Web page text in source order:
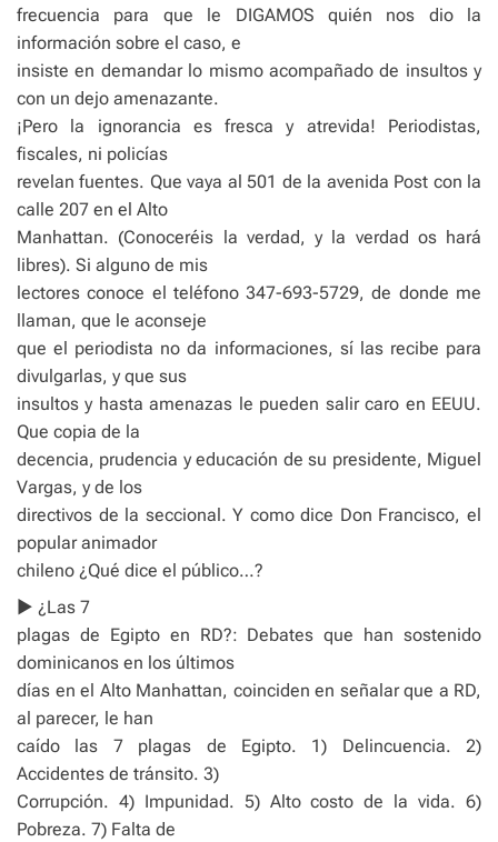
frecuencia para que le DIGAMOS quién nos dio la
información sobre el caso, e
insiste en demandar lo mismo acompañado de insultos y
con un dejo amenazante.
¡Pero la ignorancia es fresca y atrevida! Periodistas,
fiscales, ni policías
revelan fuentes. Que vaya al 501 de la avenida Post con la
calle 207 en el Alto
Manhattan. (Conoceréis la verdad, y la verdad os hará
libres). Si alguno de mis
lectores conoce el teléfono 347-693-5729, de donde me
llaman, que le aconseje
que el periodista no da informaciones, sí las recibe para
divulgarlas, y que sus
insultos y hasta amenazas le pueden salir caro en EEUU.
Que copia de la
decencia, prudencia y educación de su presidente, Miguel
Vargas, y de los
directivos de la seccional. Y como dice Don Francisco, el
popular animador
chileno ¿Qué dice el público…?
► ¿Las 7
plagas de Egipto en RD?: Debates que han sostenido
dominicanos en los últimos
días en el Alto Manhattan, coinciden en señalar que a RD,
al parecer, le han
caído las 7 plagas de Egipto. 1) Delincuencia. 2)
Accidentes de tránsito. 3)
Corrupción. 4) Impunidad. 5) Alto costo de la vida. 6)
Pobreza. 7) Falta de